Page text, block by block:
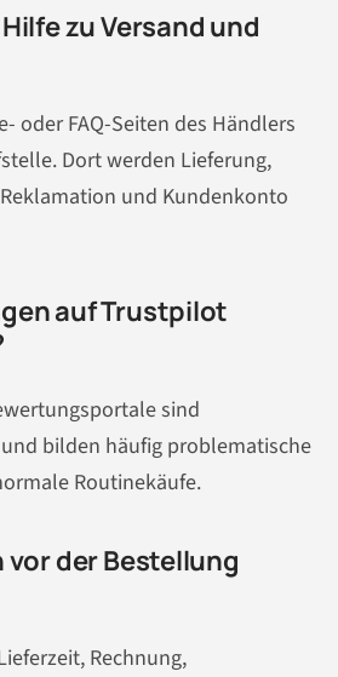
zu Versand und
oder FAQ-Seiten des Händlers
Dort werden Lieferung,
und Kundenkonto
auf Trustpilot
sind
bilden häufig problematische
Routinekäufe.
vor der Bestellung
Rechnung,